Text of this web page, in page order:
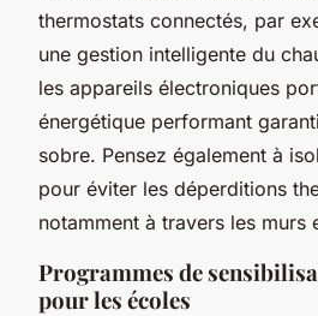
thermostats connectés, par
une gestion intelligente du
les appareils électroniques
énergétique performant
sobre. Pensez également à
pour éviter les déperditions
notamment à travers les murs
Programmes de
pour les écoles